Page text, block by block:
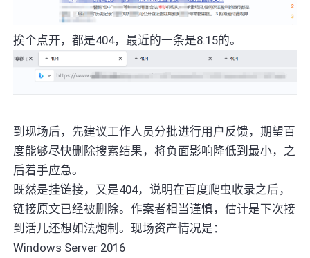
挨个点开，都是404，最近的一条是8.15的。
到现场后，先建议工作人员分批进行用户反馈，期望百
度能够尽快删除搜索结果，将负面影响降低到最小，之
后着手应急。
既然是挂链接，又是404，说明在百度爬虫收录之后，
链接原文已经被删除。作案者相当谨慎，估计是下次接
到活儿还想如法炮制。现场资产情况是：
Windows Server 2016